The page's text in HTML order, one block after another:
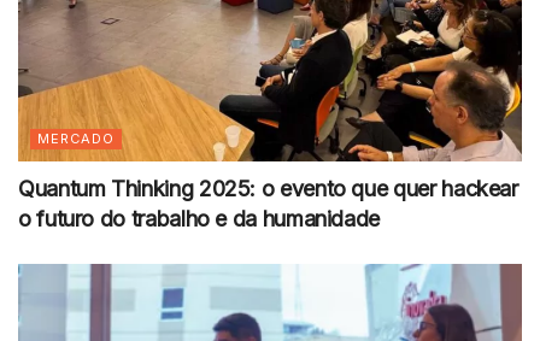
MERCADO
Quantum Thinking 2025: o evento que quer hackear
o futuro do trabalho e da humanidade